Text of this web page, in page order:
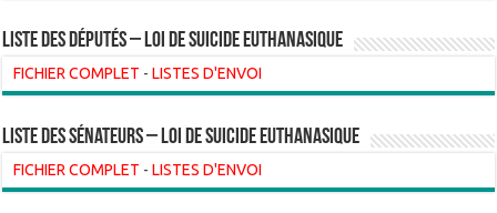
Liste des Députés – Loi de suicide euthanasique
FICHIER COMPLET -LISTES D'ENVOI
liste des sénateurs – loi de suicide euthanasique
FICHIER COMPLET -LISTES D'ENVOI